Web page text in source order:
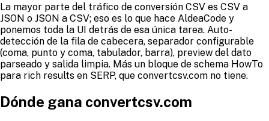
La mayor parte del tráfico de conversión CSV es CSV a
JSON o JSON a CSV; eso es lo que hace AldeaCode y
ponemos toda la UI detrás de esa única tarea. Auto-
detección de la fila de cabecera, separador configurable
(coma, punto y coma, tabulador, barra), preview del dato
parseado y salida limpia. Más un bloque de schema HowTo
para rich results en SERP, que convertcsv.com no tiene.
Dónde gana convertcsv.com